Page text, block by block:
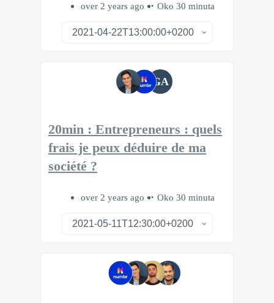
over 2 years ago Oko 30 minuta
GA
20min : Entrepreneurs : quels
frais je peux déduire de ma
société ?
over 2 years ago Oko 30 minuta